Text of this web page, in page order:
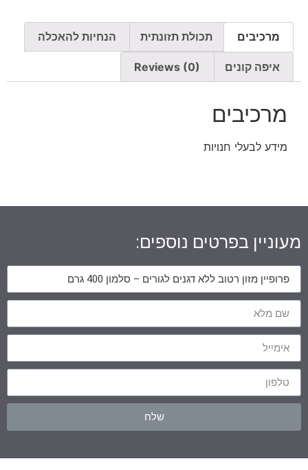
מרכיבים תכולת תזונתית הנחיות להאכלה
איפה קונים Reviews (0)
מרכיבים
מידע לבעלי חנויות
מעוניין בפרטים נוספים:
שלח